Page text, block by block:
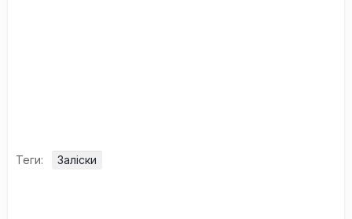
Теги: Заліски